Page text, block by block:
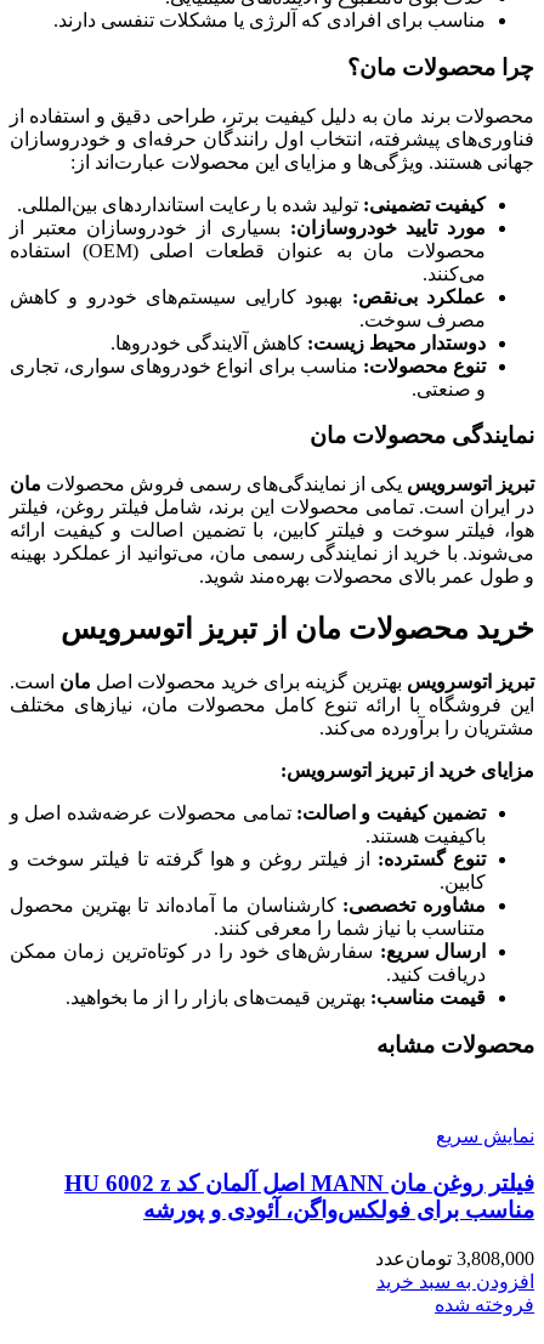
مناسب برای افرادی که آلرژی یا مشکلات تنفسی دارند.
چرا محصولات مان؟
محصولات برند مان به دلیل کیفیت برتر، طراحی دقیق و استفاده از
فناوری‌های پیشرفته، انتخاب اول رانندگان حرفه‌ای و خودروسازان
جهانی هستند. ویژگی‌ها و مزایای این محصولات عبارت‌اند از:
کیفیت تضمینی: تولید شده با رعایت استانداردهای بین‌المللی.
مورد تایید خودروسازان: بسیاری از خودروسازان معتبر از
محصولات مان به عنوان قطعات اصلی (OEM) استفاده
می‌کنند.
عملکرد بی‌نقص: بهبود کارایی سیستم‌های خودرو و کاهش
مصرف سوخت.
دوستدار محیط زیست: کاهش آلایندگی خودروها.
تنوع محصولات: مناسب برای انواع خودروهای سواری، تجاری
و صنعتی.
نمایندگی محصولات مان
تبریز اتوسرویس یکی از نمایندگی‌های رسمی فروش محصولات مان
در ایران است. تمامی محصولات این برند، شامل فیلتر روغن، فیلتر
هوا، فیلتر سوخت و فیلتر کابین، با تضمین اصالت و کیفیت ارائه
می‌شوند. با خرید از نمایندگی رسمی مان، می‌توانید از عملکرد بهینه
و طول عمر بالای محصولات بهره‌مند شوید.
خرید محصولات مان از تبریز اتوسرویس
تبریز اتوسرویس بهترین گزینه برای خرید محصولات اصل مان است.
این فروشگاه با ارائه تنوع کامل محصولات مان، نیازهای مختلف
مشتریان را برآورده می‌کند.
مزایای خرید از تبریز اتوسرویس:
تضمین کیفیت و اصالت: تمامی محصولات عرضه‌شده اصل و
باکیفیت هستند.
تنوع گسترده: از فیلتر روغن و هوا گرفته تا فیلتر سوخت و
کابین.
مشاوره تخصصی: کارشناسان ما آماده‌اند تا بهترین محصول
متناسب با نیاز شما را معرفی کنند.
ارسال سریع: سفارش‌های خود را در کوتاه‌ترین زمان ممکن
دریافت کنید.
قیمت مناسب: بهترین قیمت‌های بازار را از ما بخواهید.
محصولات مشابه
نمایش سریع
فیلتر روغن مان MANN اصل آلمان کد HU 6002 z
مناسب برای فولکس‌واگن، آئودی و پورشه
3,808,000 تومانعدد
افزودن به سبد خرید
فروخته شده